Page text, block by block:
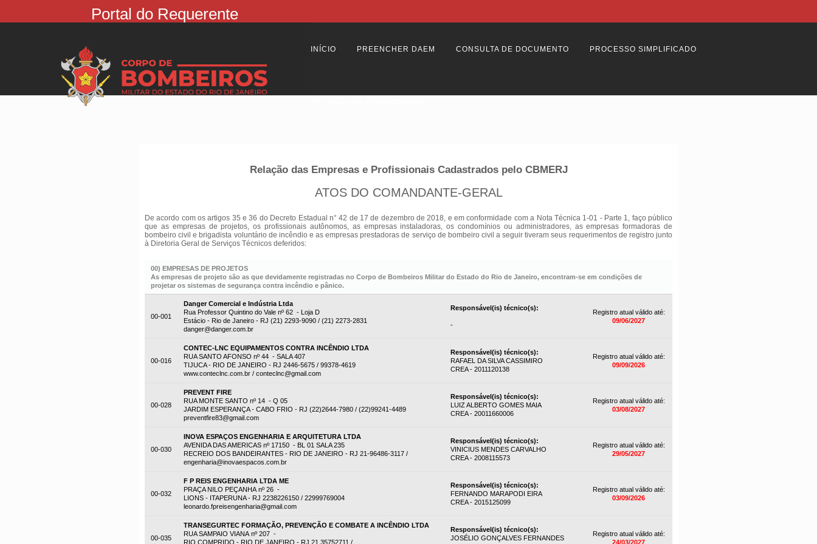
Portal do Requerente
INÍCIO PREENCHER DAEM CONSULTA DE DOCUMENTO PROCESSO SIMPLIFICADO
Relação das Empresas e Profissionais Cadastrados pelo CBMERJ
ATOS DO COMANDANTE-GERAL
De acordo com os artigos 35 e 36 do Decreto Estadual n° 42 de 17 de dezembro de 2018, e em conformidade com a Nota Técnica 1-01 - Parte 1, faço público
que as empresas de projetos, os profissionais autônomos, as empresas instaladoras, os condomínios ou administradores, as empresas formadoras de
bombeiro civil e brigadista voluntário de incêndio e as empresas prestadoras de serviço de bombeiro civil a seguir tiveram seus requerimentos de registro junto
à Diretoria Geral de Serviços Técnicos deferidos:
00) EMPRESAS DE PROJETOS
As empresas de projeto são as que devidamente registradas no Corpo de Bombeiros Militar do Estado do Rio de Janeiro, encontram-se em condições de
projetar os sistemas de segurança contra incêndio e pânico.
00-001
Danger Comercial e Indústria Ltda
Rua Professor Quintino do Vale nº 62 - Loja D
Estácio - Rio de Janeiro - RJ (21) 2293-9090 / (21) 2273-2831
danger@danger.com.br
Responsável(is) técnico(s):
-
Registro atual válido até:
09/06/2027
00-016
CONTEC-LNC EQUIPAMENTOS CONTRA INCÊNDIO LTDA
RUA SANTO AFONSO nº 44 - SALA 407
TIJUCA - RIO DE JANEIRO - RJ 2446-5675 / 99378-4619
www.conteclnc.com.br / conteclnc@gmail.com
Responsável(is) técnico(s):
RAFAEL DA SILVA CASSIMIRO
CREA - 2011120138
Registro atual válido até:
09/09/2026
00-028
PREVENT FIRE
RUA MONTE SANTO nº 14 - Q 05
JARDIM ESPERANÇA - CABO FRIO - RJ (22)2644-7980 / (22)99241-4489
preventfire83@gmail.com
Responsável(is) técnico(s):
LUIZ ALBERTO GOMES MAIA
CREA - 20011660006
Registro atual válido até:
03/08/2027
00-030
INOVA ESPAÇOS ENGENHARIA E ARQUITETURA LTDA
AVENIDA DAS AMERICAS nº 17150 - BL 01 SALA 235
RECREIO DOS BANDEIRANTES - RIO DE JANEIRO - RJ 21-96486-3117 /
engenharia@inovaespacos.com.br
Responsável(is) técnico(s):
VINICIUS MENDES CARVALHO
CREA - 2008115573
Registro atual válido até:
29/05/2027
00-032
F P REIS ENGENHARIA LTDA ME
PRAÇA NILO PEÇANHA nº 26 -
LIONS - ITAPERUNA - RJ 2238226150 / 22999769004
leonardo.fpreisengenharia@gmail.com
Responsável(is) técnico(s):
FERNANDO MARAPODI EIRA
CREA - 2015125099
Registro atual válido até:
03/09/2026
00-035
TRANSEGURTEC FORMAÇÃO, PREVENÇÃO E COMBATE A INCÊNDIO LTDA
RUA SAMPAIO VIANA nº 207 -
RIO COMPRIDO - RIO DE JANEIRO - RJ 21 35752711 /
Responsável(is) técnico(s):
JOSÉLIO GONÇALVES FERNANDES
Registro atual válido até:
24/03/2027